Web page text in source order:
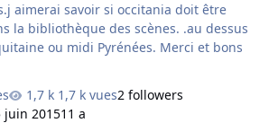
aimerai savoir si occitania doit être
la bibliothèque des scènes. .au dessus
ou midi Pyrénées. Merci et bons
1,7 k vues2 followers
juin 201511 a